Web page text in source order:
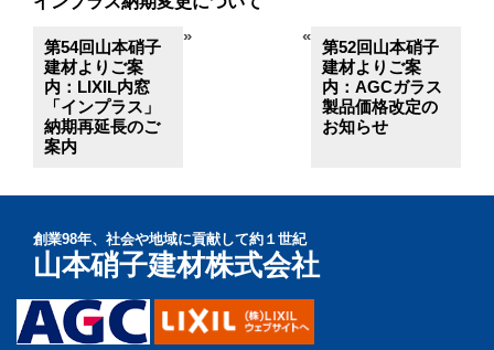
第54回山本硝子
建材よりご案
内：LIXIL内窓
「インプラス」
納期再延長のご
案内
» «
第52回山本硝子
建材よりご案
内：AGCガラス
製品価格改定の
お知らせ
創業98年、社会や地域に貢献して約１世紀
山本硝子建材株式会社